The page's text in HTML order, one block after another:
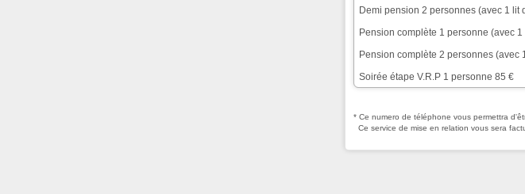
Demi pension 2 personnes (avec 1 lit
Pension complète 1 personne (avec
Pension complète 2 personnes (avec
Soirée étape V.R.P 1 personne 85 €
* Ce numero de téléphone vous permettra
Ce service de mise en relation vous sera